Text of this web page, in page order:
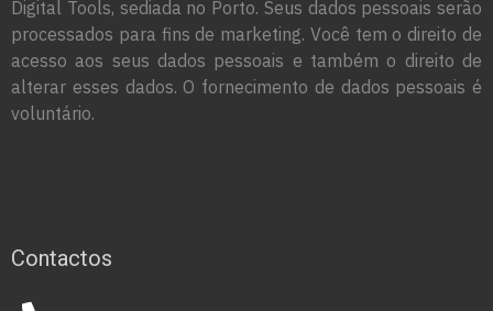
Digital Tools, sediada no Porto. Seus dados pessoais serão
processados para fins de marketing. Você tem o direito de
acesso aos seus dados pessoais e também o direito de
alterar esses dados. O fornecimento de dados pessoais é
voluntário.
Contactos